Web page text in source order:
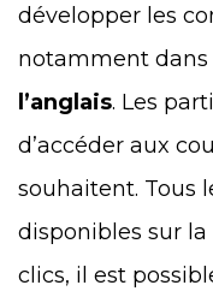
développer les
notamment dans
l’anglais. Les
d’accéder aux
souhaitent. Tous
disponibles sur
clics, il est